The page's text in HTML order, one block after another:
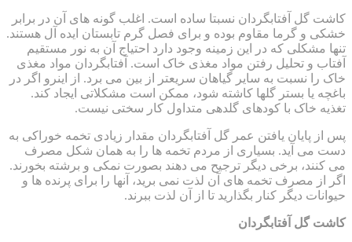
کاشت گل آفتابگردان نسبتا ساده است. اغلب گونه های آن در برابر
خشکی و گرما مقاوم بوده و برای فصل گرم تابستان ایده آل هستند.
تنها مشکلی که در این زمینه وجود دارد احتیاج آن به نور مستقیم
آفتاب و تحلیل رفتن مواد مغذی خاک است. آفتابگردان مواد مغذی
خاک را نسبت به سایر گیاهان سریعتر از بین می برد. از اینرو اگر در
باغچه یا بستر گلها کاشته شود، ممکن است مشکلاتی ایجاد کند.
تغذیه خاک با کودهای گلدهی متداول کار سختی نیست.
پس از پایان یافتن عمر گل آفتابگردان مقدار زیادی تخمه خوراکی به
دست می آید. بسیاری از مردم تخمه ها را به همان شکل مصرف
می کنند، برخی دیگر ترجیح می دهند بصورت نمکی و برشته بخورند.
اگر از مصرف تخمه های آن لذت نمی برید، آنها را برای پرنده ها و
حیوانات دیگر کنار بگذارید تا از آن لذت ببرند.
کاشت گل آفتابگردان